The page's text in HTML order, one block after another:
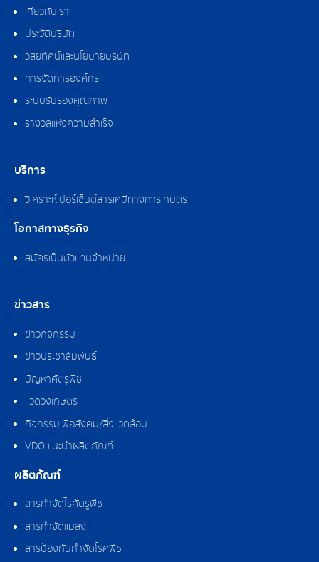
เกี่ยวกับเรา
ประวัติบริษัท
วิสัยทัศน์และนโยบายบริษัท
การจัดการองค์กร
ระบบรับรองคุณภาพ
รางวัลแห่งความสำเร็จ
บริการ
วิเคราะห์เปอร์เซ็นต์สารเคมีทางการเกษตร
โอกาสทางธุรกิจ
สมัครเป็นตัวแทนจำหน่าย
ข่าวสาร
ข่าวกิจกรรม
ข่าวประชาสัมพันธ์
ปัญหาศัตรูพืช
แวดวงเกษตร
กิจกรรมเพื่อสังคม/สิ่งแวดล้อม
VDO แนะนำผลิตภัณฑ์
ผลิตภัณฑ์
สารกำจัดไรศัตรูพืช
สารกำจัดแมลง
สารป้องกันกำจัดโรคพืช